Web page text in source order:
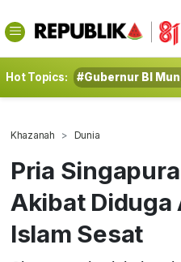
Hot Topics: #Gubernur BI
Khazanah Dunia
Pria
Akibat Diduga
Islam Sesat